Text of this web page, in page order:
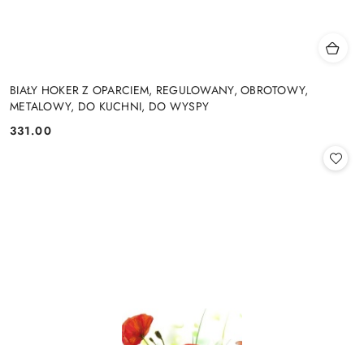
BIAŁY HOKER Z OPARCIEM, REGULOWANY, OBROTOWY,
METALOWY, DO KUCHNI, DO WYSPY
Cena:
331.00